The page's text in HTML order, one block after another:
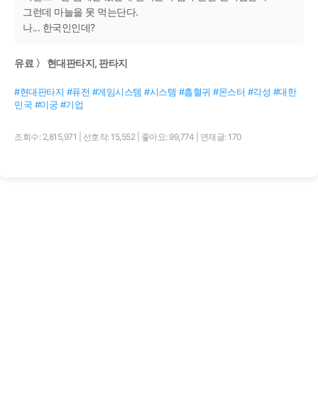
그런데 마늘을 못 먹는단다.
나... 한국인인데?
유료 〉 현대판타지, 판타지
#현대판타지 #퓨전 #게임시스템 #시스템 #흡혈귀 #몬스터 #각성 #대한
민국 #미궁 #기업
조회수: 2,815,971 선호작: 15,552 좋아요: 99,774 연재글: 170